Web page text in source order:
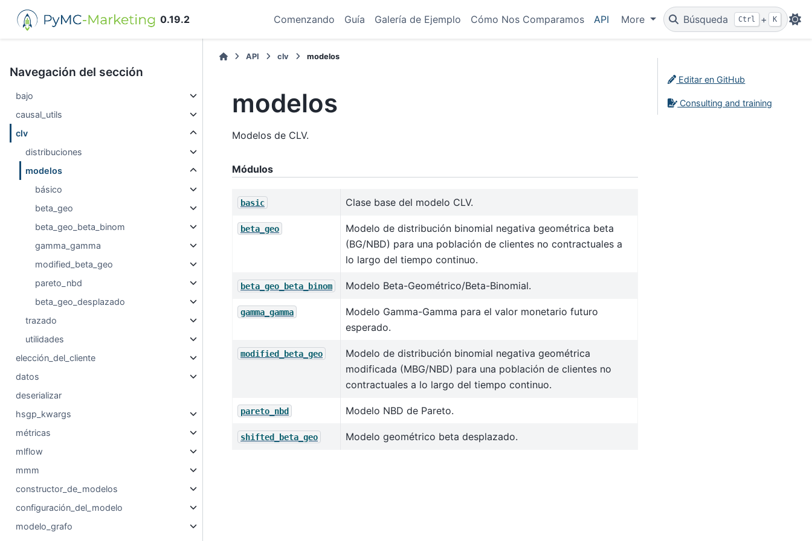
0.19.2 Comenzando Guía Galería de Ejemplo Cómo Nos Comparamos API More Búsqueda Ctrl + K
Navegación del sección
bajo
causal_utils
clv
distribuciones
modelos
básico
beta_geo
beta_geo_beta_binom
gamma_gamma
modified_beta_geo
pareto_nbd
beta_geo_desplazado
trazado
utilidades
elección_del_cliente
datos
deserializar
hsgp_kwargs
métricas
mlflow
mmm
constructor_de_modelos
configuración_del_modelo
modelo_grafo
API clv modelos
modelos
Modelos de CLV.
Módulos
basic Clase base del modelo CLV.
beta_geo
Modelo de distribución binomial negativa geométrica beta
(BG/NBD) para una población de clientes no contractuales a
lo largo del tiempo continuo.
beta_geo_beta_binom Modelo Beta-Geométrico/Beta-Binomial.
gamma_gamma
Modelo Gamma-Gamma para el valor monetario futuro
esperado.
modified_beta_geo
Modelo de distribución binomial negativa geométrica
modificada (MBG/NBD) para una población de clientes no
contractuales a lo largo del tiempo continuo.
pareto_nbd Modelo NBD de Pareto.
shifted_beta_geo Modelo geométrico beta desplazado.
Editar en GitHub
Consulting and training